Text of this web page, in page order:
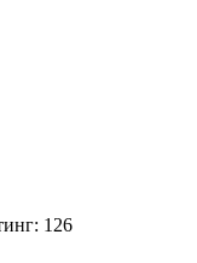
126